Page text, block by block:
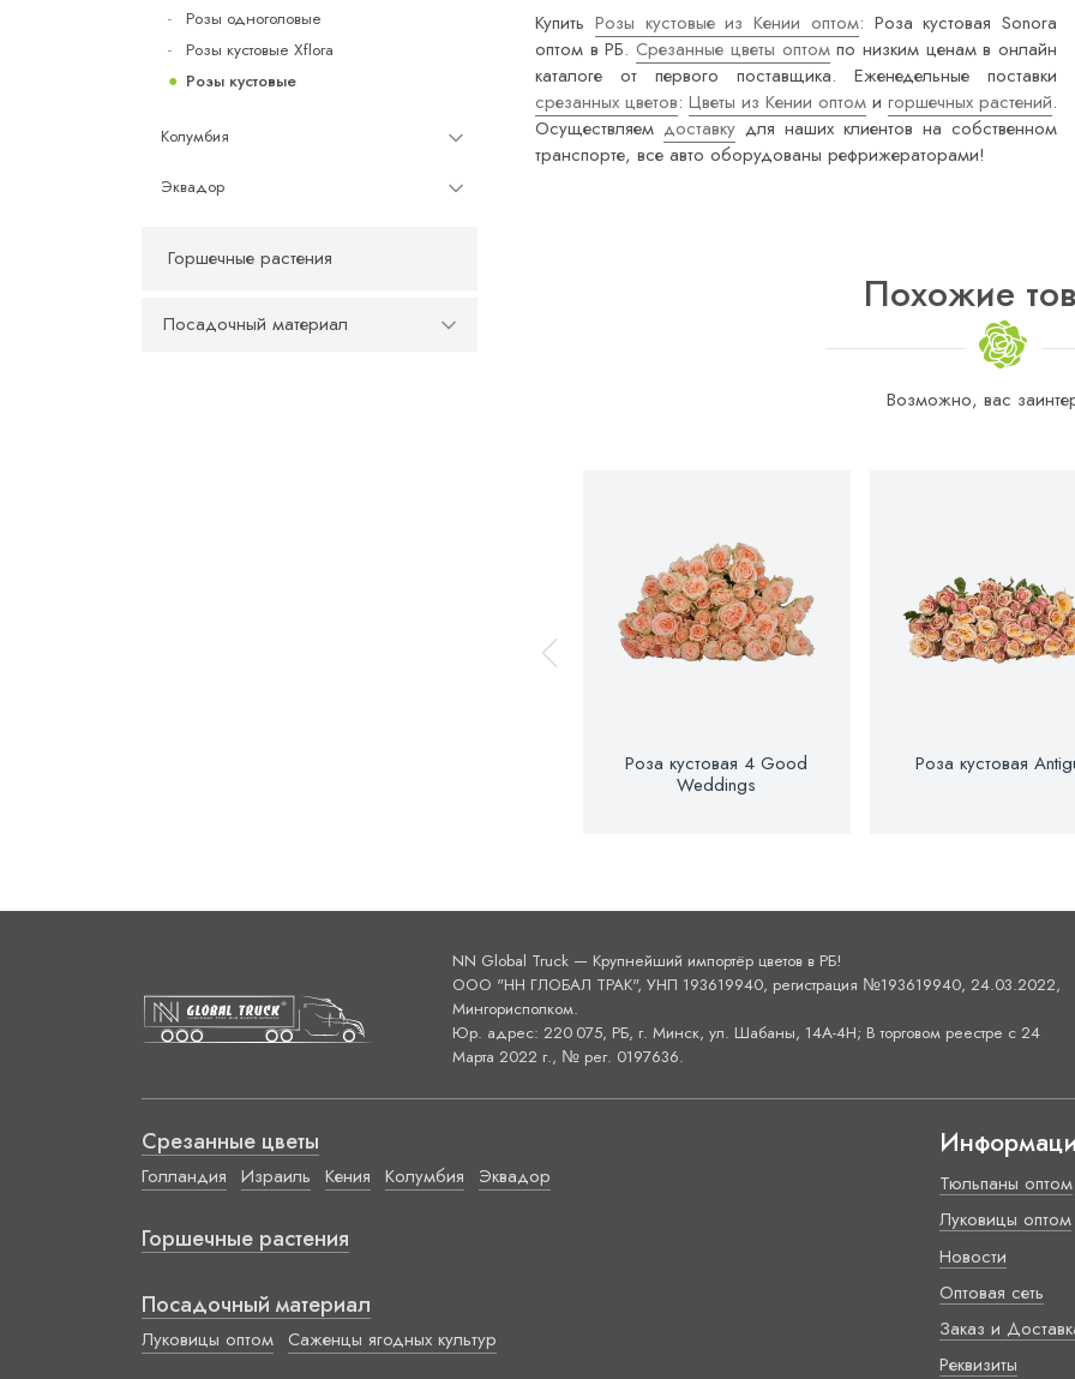
Розы одноголовые
Розы кустовые Xflora
Розы кустовые
Колумбия
Эквадор
Горшечные растения
Посадочный материал
Купить Розы кустовые из Кении оптом: Роза кустовая Sonora
оптом в РБ. Срезанные цветы оптомпо низким ценам в онлайн
каталоге от первого поставщика. Еженедельные поставки
срезанных цветов:Цветы из Кении оптом игоршечных растений.
Осуществляемдоставку для наших клиентов на собственном
транспорте, все авто оборудованы рефрижераторами!
Похожие
Возможно, вас
Роза кустовая 4 Good
Weddings
Роза кустовая
NN Global Truck — Крупнейший импортёр цветов в РБ!
ООО "НН ГЛОБАЛ ТРАК", УНП 193619940, регистрация №193619940, 24.03.2022,
Мингорисполком.
Юр. адрес: 220 075, РБ, г. Минск, ул. Шабаны, 14А-4H; В торговом реестре с 24
Марта 2022 г., № рег. 0197636.
Срезанные цветы
Голландия Израиль Кения Колумбия Эквадор
Горшечные растения
Посадочный материал
Луковицы оптом Саженцы ягодных культур
Тюльпаны оптом
Луковицы оптом
Новости
Оптовая сеть
Заказ и
Реквизиты